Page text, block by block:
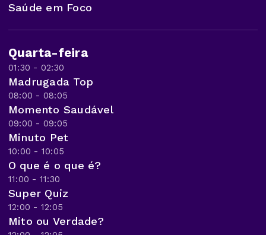
Saúde em Foco
Quarta-feira
01:30 - 02:30
Madrugada Top
08:00 - 08:05
Momento Saudável
09:00 - 09:05
Minuto Pet
10:00 - 10:05
O que é o que é?
11:00 - 11:30
Super Quiz
12:00 - 12:05
Mito ou Verdade?